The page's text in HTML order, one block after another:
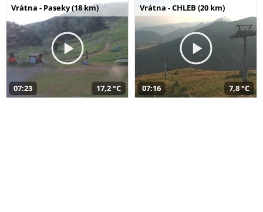
Vrátna - Paseky (18 km)
07:23 17,2 °C
Vrátna - CHLEB (20 km)
07:16 7,8 °C